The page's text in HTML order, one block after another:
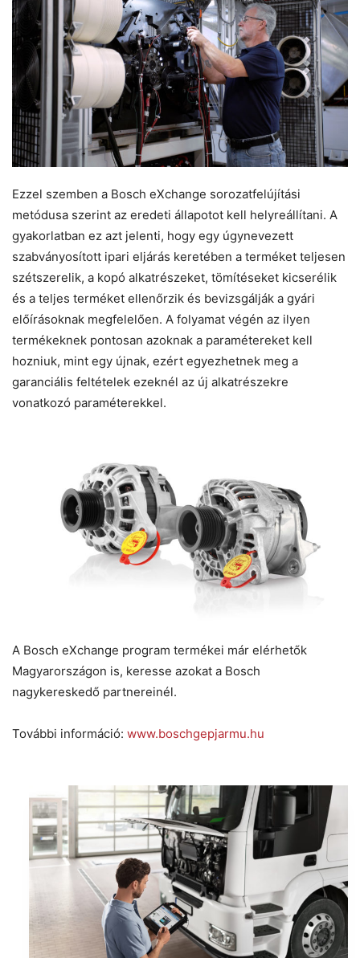
Ezzel szemben a Bosch eXchange sorozatfelújítási
metódusa szerint az eredeti állapotot kell helyreállítani. A
gyakorlatban ez azt jelenti, hogy egy úgynevezett
szabványosított ipari eljárás keretében a terméket teljesen
szétszerelik, a kopó alkatrészeket, tömítéseket kicserélik
és a teljes terméket ellenőrzik és bevizsgálják a gyári
előírásoknak megfelelően. A folyamat végén az ilyen
termékeknek pontosan azoknak a paramétereket kell
hozniuk, mint egy újnak, ezért egyezhetnek meg a
garanciális feltételek ezeknél az új alkatrészekre
vonatkozó paraméterekkel.
A Bosch eXchange program termékei már elérhetők
Magyarországon is, keresse azokat a Bosch
nagykereskedő partnereinél.
További információ: www.boschgepjarmu.hu